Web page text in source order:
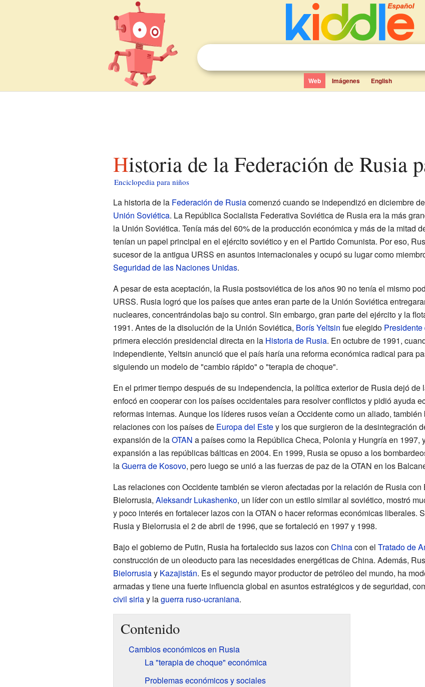
Web Imágenes English
Historia de la Federación de Rusia
Enciclopedia para niños
La historia de la Federación de Rusiacomenzó cuando se independizó en diciembre
Unión Soviética. La República Socialista Federativa Soviética de Rusia era la más
la Unión Soviética. Tenía más del 60% de la producción económica y más de la mitad
tenían un papel principal en el ejército soviético y en el Partido Comunista. Por eso,
sucesor de la antigua URSS en asuntos internacionales y ocupó su lugar como
Seguridad de las Naciones Unidas.
A pesar de esta aceptación, la Rusia postsoviética de los años 90 no tenía el mismo
URSS. Rusia logró que los países que antes eran parte de la Unión Soviética
nucleares, concentrándolas bajo su control. Sin embargo, gran parte del ejército y la
1991. Antes de la disolución de la Unión Soviética, Borís Yeltsin fue elegido
primera elección presidencial directa en la Historia de Rusia. En octubre de 1991,
independiente, Yeltsin anunció que el país haría una reforma económica radical para
siguiendo un modelo de "cambio rápido" o "terapia de choque".
En el primer tiempo después de su independencia, la política exterior de Rusia dejó
enfocó en cooperar con los países occidentales para resolver conflictos y pidió ayuda
reformas internas. Aunque los líderes rusos veían a Occidente como un aliado,
relaciones con los países de Europa del Estey los que surgieron de la desintegración
expansión de laOTAN a países como la República Checa, Polonia y Hungría en 1997,
expansión a las repúblicas bálticas en 2004. En 1999, Rusia se opuso a los
laGuerra de Kosovo, pero luego se unió a las fuerzas de paz de la OTAN en los
Las relaciones con Occidente también se vieron afectadas por la relación de Rusia
Bielorrusia, Aleksandr Lukashenko, un líder con un estilo similar al soviético, mostró
y poco interés en fortalecer lazos con la OTAN o hacer reformas económicas liberales.
Rusia y Bielorrusia el 2 de abril de 1996, que se fortaleció en 1997 y 1998.
Bajo el gobierno de Putin, Rusia ha fortalecido sus lazos con Chinacon el Tratado de
construcción de un oleoducto para las necesidades energéticas de China. Además,
Bielorrusiay Kazajistán. Es el segundo mayor productor de petróleo del mundo, ha
armadas y tiene una fuerte influencia global en asuntos estratégicos y de seguridad,
civil siriay laguerra ruso-ucraniana.
Contenido
Cambios económicos en Rusia
La "terapia de choque" económica
Problemas económicos y sociales